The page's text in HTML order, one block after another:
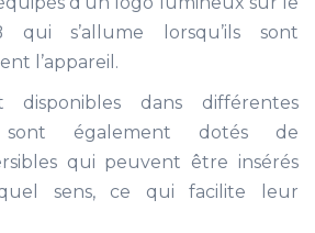
qui s’allume lorsqu’ils sont
l’appareil.
disponibles dans différentes
sont également dotés de
qui peuvent être insérés
sens, ce qui facilite leur